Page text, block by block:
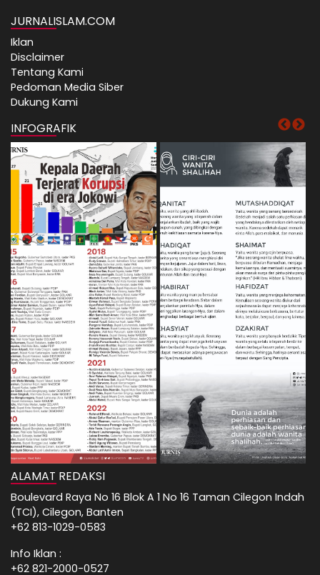
JURNALISLAM.COM
Iklan
Disclaimer
Tentang Kami
Pedoman Media Siber
Dukung Kami
INFOGRAFIK
ALAMAT REDAKSI
Boulevard Raya No 16 Blok A 1 No 16 Taman Cilegon Indah
(TCI), Cilegon, Banten
+62 813-1029-0583
Info Iklan :
+62 821-2000-0527